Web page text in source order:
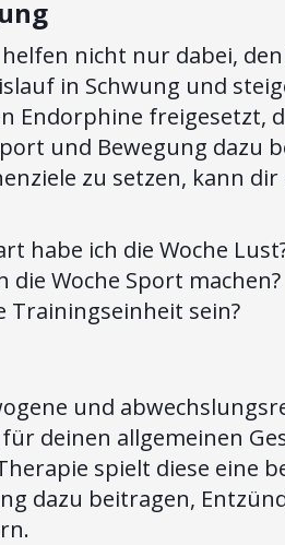
nicht nur dabei,
in Schwung und
Endorphine freigesetzt,
und Bewegung dazu
zu setzen, kann
habe ich die Woche
die Woche Sport machen?
Trainingseinheit sein?
und
deinen allgemeinen
spielt diese eine
dazu beitragen,